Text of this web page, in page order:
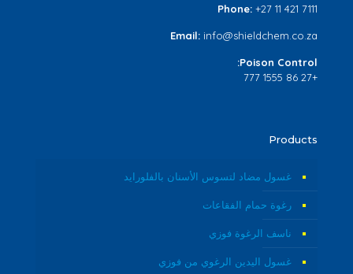
Phone: +27 11 421 7111
Email: info@shieldchem.co.za
Poison Control:
+27 86 1555 777
Products
غسول مضاد لتسوس الأسنان بالفلورايد
رغوة حمام الفقاعات
ناسف الرغوة فوزي
غسول اليدين الرغوي من فوزي